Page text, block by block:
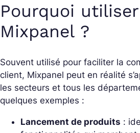
Pourquoi utiliser
Mixpanel ?
Souvent utilisé pour faciliter la
client, Mixpanel peut en réalité
les secteurs et tous les
quelques exemples :
Lancement de produits :